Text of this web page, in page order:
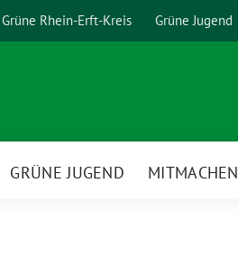
Grüne Rhein-Erft-Kreis Grüne Jugend
GRÜNE JUGEND MITMACHEN